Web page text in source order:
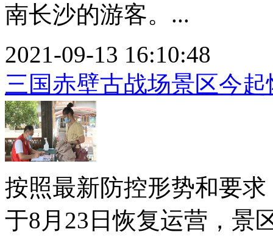
南长沙的游客。...
2021-09-13 16:10:48
三国赤壁古战场景区今
按照最新防控形势和要
于8月23日恢复运营，景